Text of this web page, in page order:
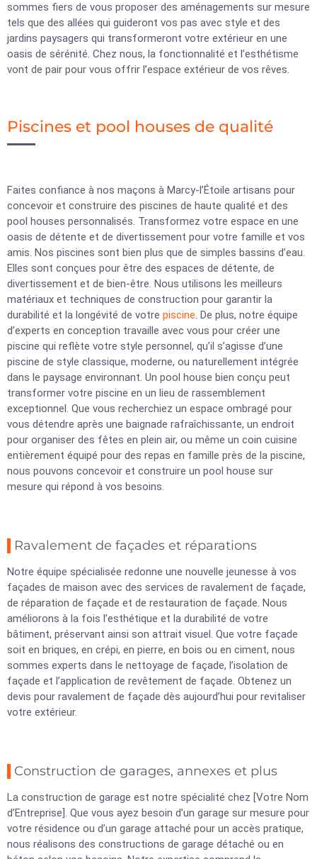
sommes fiers de vous proposer des aménagements sur mesure
tels que des allées qui guideront vos pas avec style et des
jardins paysagers qui transformeront votre extérieur en une
oasis de sérénité. Chez nous, la fonctionnalité et l’esthétisme
vont de pair pour vous offrir l’espace extérieur de vos rêves.
Piscines et pool houses de qualité
Faites confiance à nos maçons à Marcy-l’Étoile artisans pour
concevoir et construire des piscines de haute qualité et des
pool houses personnalisés. Transformez votre espace en une
oasis de détente et de divertissement pour votre famille et vos
amis. Nos piscines sont bien plus que de simples bassins d’eau.
Elles sont conçues pour être des espaces de détente, de
divertissement et de bien-être. Nous utilisons les meilleurs
matériaux et techniques de construction pour garantir la
durabilité et la longévité de votre piscine. De plus, notre équipe
d’experts en conception travaille avec vous pour créer une
piscine qui reflète votre style personnel, qu’il s’agisse d’une
piscine de style classique, moderne, ou naturellement intégrée
dans le paysage environnant. Un pool house bien conçu peut
transformer votre piscine en un lieu de rassemblement
exceptionnel. Que vous recherchiez un espace ombragé pour
vous détendre après une baignade rafraîchissante, un endroit
pour organiser des fêtes en plein air, ou même un coin cuisine
entièrement équipé pour des repas en famille près de la piscine,
nous pouvons concevoir et construire un pool house sur
mesure qui répond à vos besoins.
Ravalement de façades et réparations
Notre équipe spécialisée redonne une nouvelle jeunesse à vos
façades de maison avec des services de ravalement de façade,
de réparation de façade et de restauration de façade. Nous
améliorons à la fois l’esthétique et la durabilité de votre
bâtiment, préservant ainsi son attrait visuel. Que votre façade
soit en briques, en crépi, en pierre, en bois ou en ciment, nous
sommes experts dans le nettoyage de façade, l’isolation de
façade et l’application de revêtement de façade. Obtenez un
devis pour ravalement de façade dès aujourd’hui pour revitaliser
votre extérieur.
Construction de garages, annexes et plus
La construction de garage est notre spécialité chez [Votre Nom
d’Entreprise]. Que vous ayez besoin d’un garage sur mesure pour
votre résidence ou d’un garage attaché pour un accès pratique,
nous réalisons des constructions de garage détaché ou en